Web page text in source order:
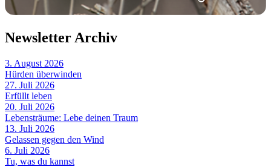
Newsletter Archiv
3. August 2026
Hürden überwinden
27. Juli 2026
Erfüllt leben
20. Juli 2026
Lebensträume: Lebe deinen Traum
13. Juli 2026
Gelassen gegen den Wind
6. Juli 2026
Tu, was du kannst